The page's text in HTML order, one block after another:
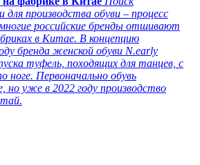
для производства обуви – процесс
российские бренды отшивают
в Китае. В концепцию
бренда женской обуви N.early
туфель, походящих для танцев, с
ноге. Первоначально обувь
но уже в 2022 году производство